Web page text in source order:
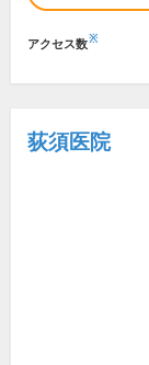
アクセス数※
荻須医院